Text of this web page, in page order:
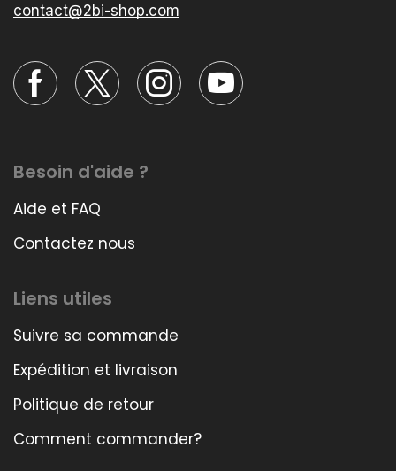
contact@2bi-shop.com
Besoin d'aide ?
Aide et FAQ
Contactez nous
Liens utiles
Suivre sa commande
Expédition et livraison
Politique de retour
Comment commander?